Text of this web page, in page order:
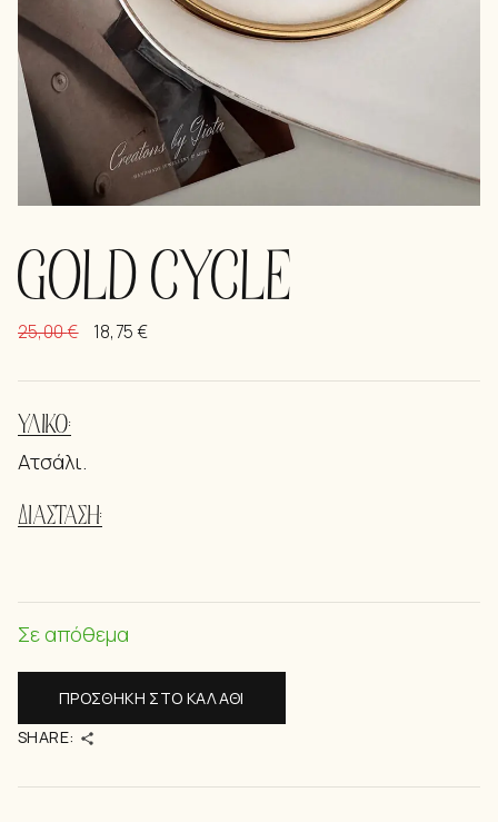
GOLD CYCLE
25,00€ 18,75€
ΥΛΙΚΌ:
Ατσάλι.
ΔΙΆΣΤΑΣΗ:
Σε απόθεμα
ΠΡΟΣΘΉΚΗ ΣΤΟ ΚΑΛΆΘΙ
SHARE: